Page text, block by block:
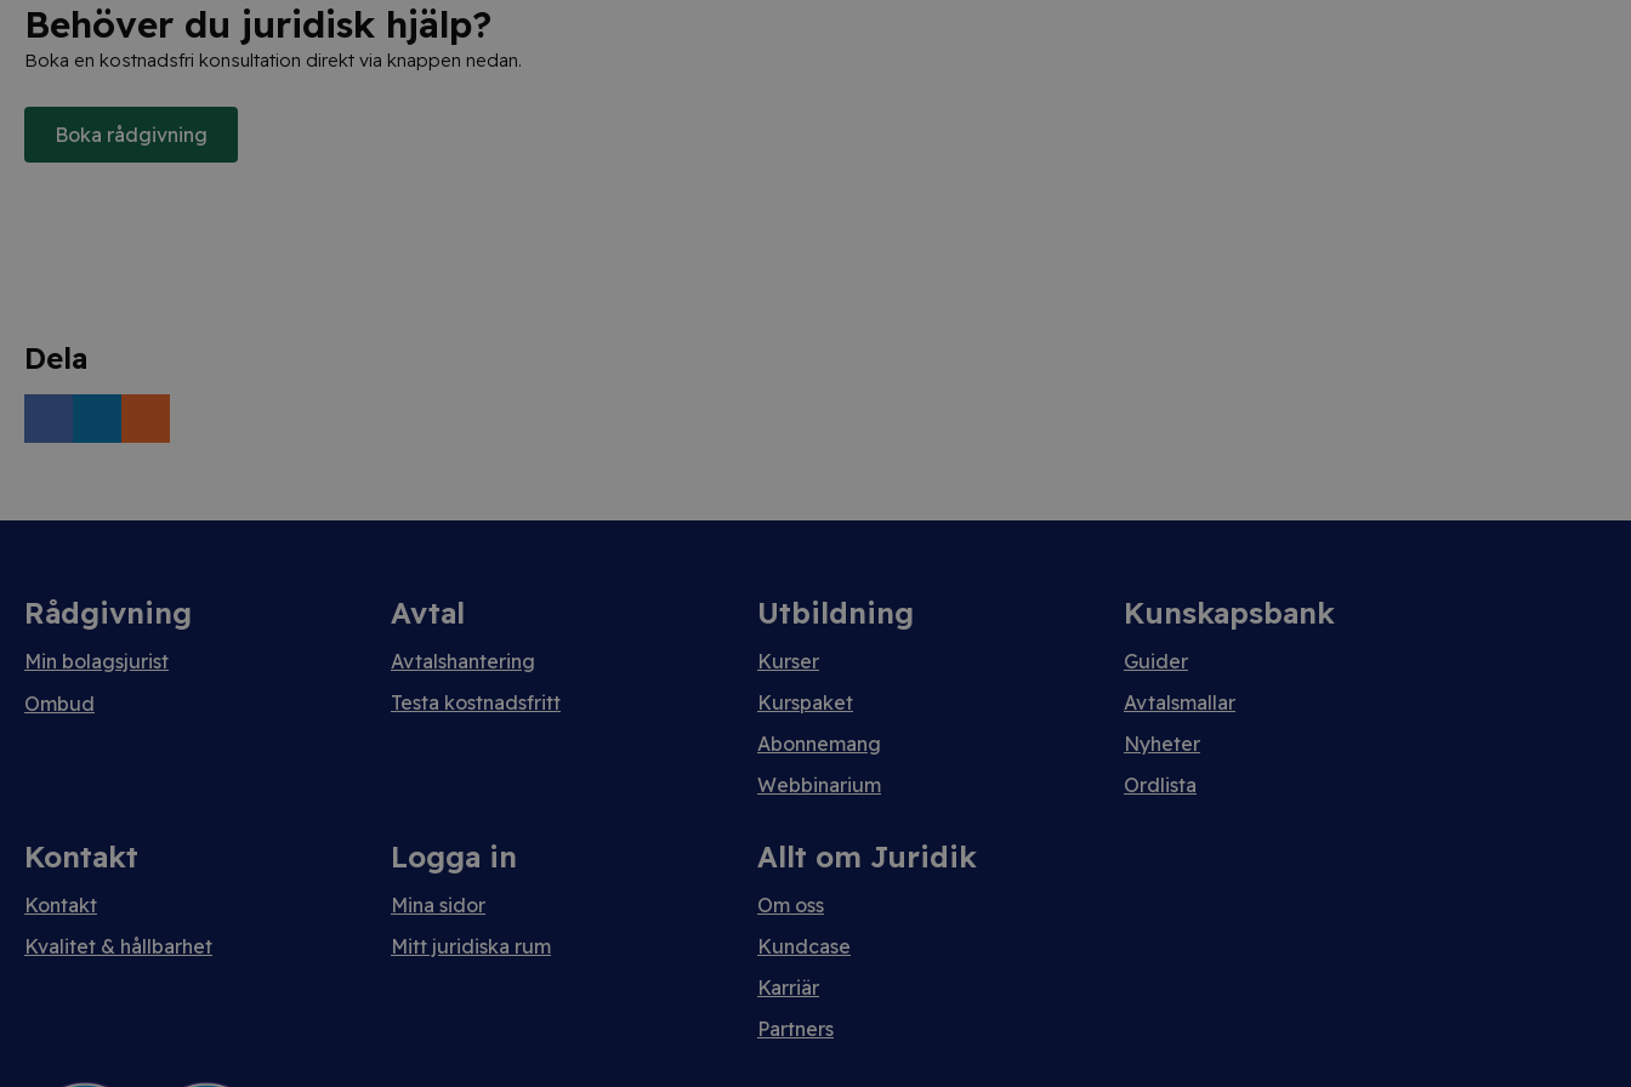
Behöver du juridisk hjälp?
Boka en kostnadsfri konsultation direkt via knappen nedan.
Boka rådgivning
Dela
Rådgivning
Min bolagsjurist
Ombud
Avtal
Avtalshantering
Testa kostnadsfritt
Utbildning
Kurser
Kurspaket
Abonnemang
Webbinarium
Kunskapsbank
Guider
Avtalsmallar
Nyheter
Ordlista
Kontakt
Kontakt
Kvalitet & hållbarhet
Logga in
Mina sidor
Mitt juridiska rum
Allt om Juridik
Om oss
Kundcase
Karriär
Partners